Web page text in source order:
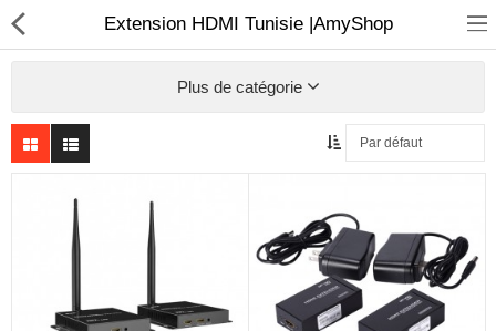
Sécurité
Caisse et accesoire
Téléphonie IP
Extension HDMI Tunisie |AmyShop
Plus de catégorie